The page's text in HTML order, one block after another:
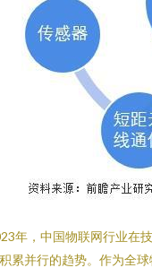
年，中国物联网行业在
累并行的趋势。作为全